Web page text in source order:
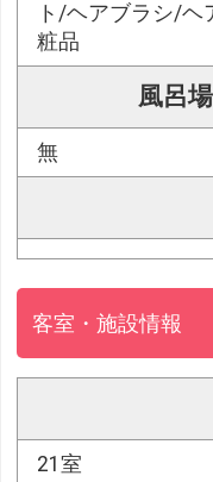
ト/ヘアブラシ/
粧品
風呂
無
客室・施設情報
21室